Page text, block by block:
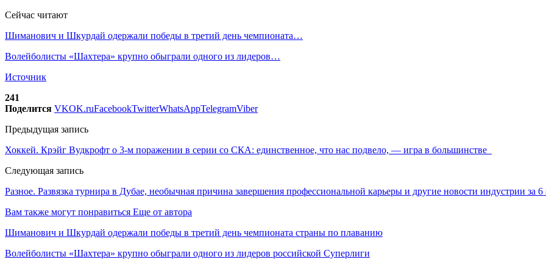
Сейчас читают
Шиманович и Шкурдай одержали победы в третий день чемпионата…
Волейболисты «Шахтера» крупно обыграли одного из лидеров…
Источник
241
Поделится VKOK.ruFacebookTwitterWhatsAppTelegramViber
Предыдущая запись
Хоккей. Крэйг Вудкрофт о 3-м поражении в серии со СКА: единственное, что нас подвело, — игра в большинстве
Следующая запись
Разное. Развязка турнира в Дубае, необычная причина завершения профессиональной карьеры и другие новости индустрии за 6
Вам также могут понравиться Еще от автора
Шиманович и Шкурдай одержали победы в третий день чемпионата страны по плаванию
Волейболисты «Шахтера» крупно обыграли одного из лидеров российской Суперлиги